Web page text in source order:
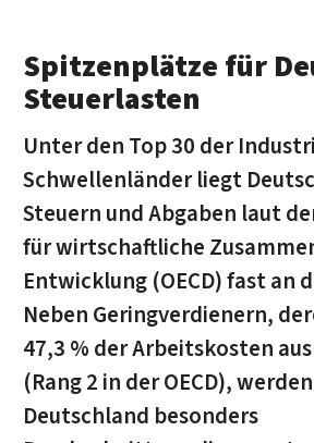
Spitzenplätze für
Steuerlasten
Unter den Top 30 der
Schwellenländer liegt
Steuern und Abgaben laut
für wirtschaftliche
Entwicklung (OECD) fast an
Neben Geringverdienern,
47,3 % der Arbeitskosten
(Rang 2 in der OECD),
Deutschland besonders